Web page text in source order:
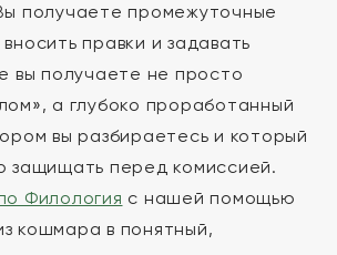
получаете промежуточные
правки и задавать
вы получаете не просто
а глубоко проработанный
вы разбираетесь и который
защищать перед комиссией.
Филология с нашей помощью
кошмара в понятный,